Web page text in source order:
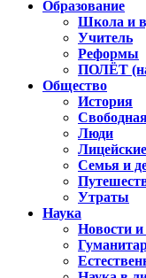
Образование
Школа и
Учитель
Реформы
ПОЛЁТ
Общество
История
Люди
Семья и
Утраты
Наука
Новости